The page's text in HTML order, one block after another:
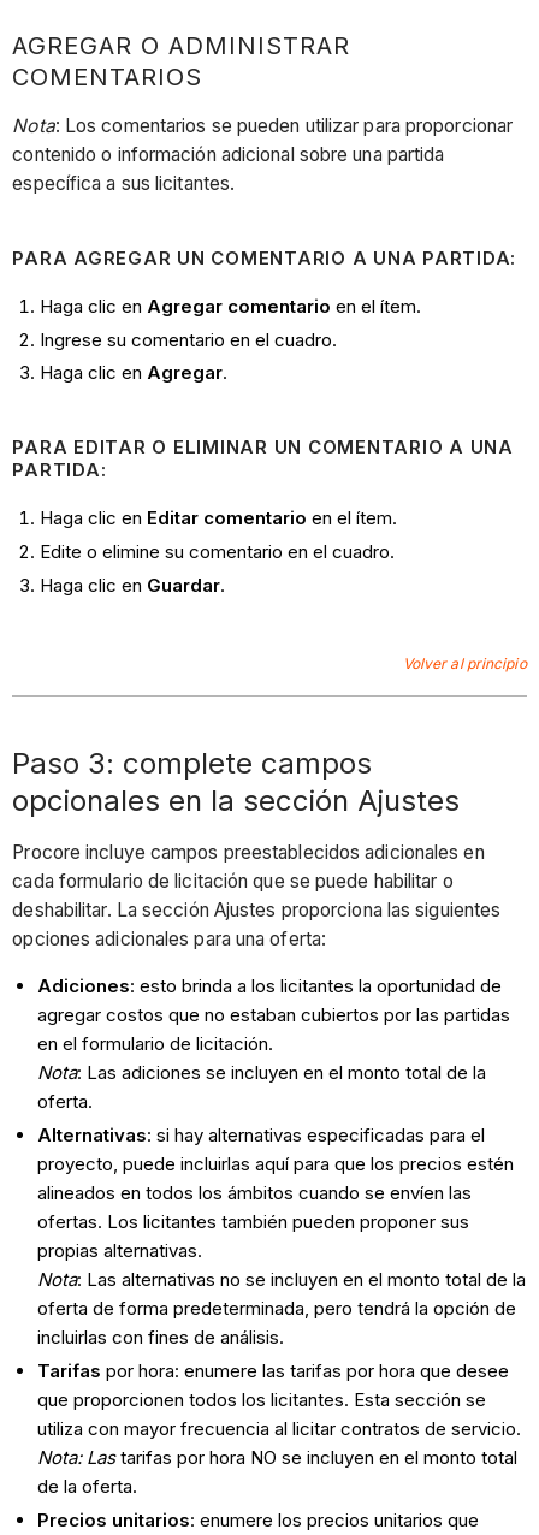
AGREGAR O ADMINISTRAR
COMENTARIOS
Nota: Los comentarios se pueden utilizar para proporcionar
contenido o información adicional sobre una partida
específica a sus licitantes.
PARA AGREGAR UN COMENTARIO A UNA PARTIDA:
Haga clic en Agregar comentario en el ítem.
Ingrese su comentario en el cuadro.
Haga clic en Agregar.
PARA EDITAR O ELIMINAR UN COMENTARIO A UNA
PARTIDA:
Haga clic en Editar comentario en el ítem.
Edite o elimine su comentario en el cuadro.
Haga clic en Guardar.
Volver al principio
Paso 3: complete campos
opcionales en la sección Ajustes
Procore incluye campos preestablecidos adicionales en
cada formulario de licitación que se puede habilitar o
deshabilitar. La sección Ajustes proporciona las siguientes
opciones adicionales para una oferta:
Adiciones: esto brinda a los licitantes la oportunidad de
agregar costos que no estaban cubiertos por las partidas
en el formulario de licitación.
Nota: Las adiciones se incluyen en el monto total de la
oferta.
Alternativas: si hay alternativas especificadas para el
proyecto, puede incluirlas aquí para que los precios estén
alineados en todos los ámbitos cuando se envíen las
ofertas. Los licitantes también pueden proponer sus
propias alternativas.
Nota: Las alternativas no se incluyen en el monto total de la
oferta de forma predeterminada, pero tendrá la opción de
incluirlas con fines de análisis.
Tarifas por hora: enumere las tarifas por hora que desee
que proporcionen todos los licitantes. Esta sección se
utiliza con mayor frecuencia al licitar contratos de servicio.
Nota: Lastarifas por hora NO se incluyen en el monto total
de la oferta.
Precios unitarios: enumere los precios unitarios que